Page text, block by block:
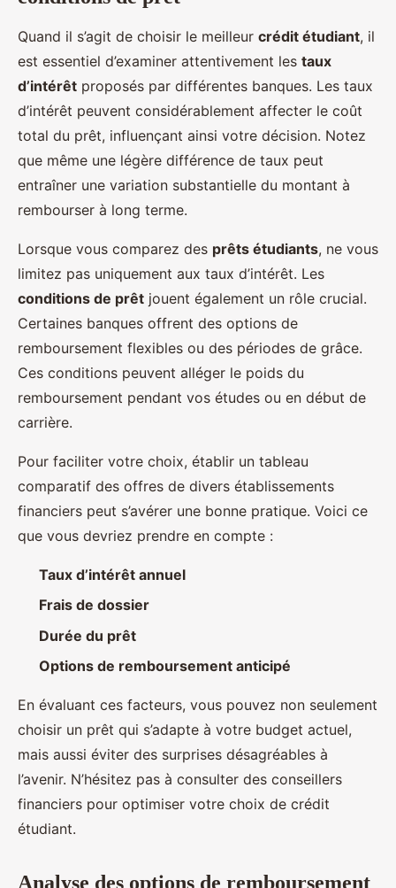
Quand il s’agit de choisir le meilleur crédit étudiant, il
est essentiel d’examiner attentivement les taux
d’intérêt proposés par différentes banques. Les taux
d’intérêt peuvent considérablement affecter le coût
total du prêt, influençant ainsi votre décision. Notez
que même une légère différence de taux peut
entraîner une variation substantielle du montant à
rembourser à long terme.
Lorsque vous comparez des prêts étudiants, ne vous
limitez pas uniquement aux taux d’intérêt. Les
conditions de prêt jouent également un rôle crucial.
Certaines banques offrent des options de
remboursement flexibles ou des périodes de grâce.
Ces conditions peuvent alléger le poids du
remboursement pendant vos études ou en début de
carrière.
Pour faciliter votre choix, établir un tableau
comparatif des offres de divers établissements
financiers peut s’avérer une bonne pratique. Voici ce
que vous devriez prendre en compte :
Taux d’intérêt annuel
Frais de dossier
Durée du prêt
Options de remboursement anticipé
En évaluant ces facteurs, vous pouvez non seulement
choisir un prêt qui s’adapte à votre budget actuel,
mais aussi éviter des surprises désagréables à
l’avenir. N’hésitez pas à consulter des conseillers
financiers pour optimiser votre choix de crédit
étudiant.
Analyse des options de remboursement